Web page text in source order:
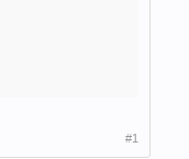
#1